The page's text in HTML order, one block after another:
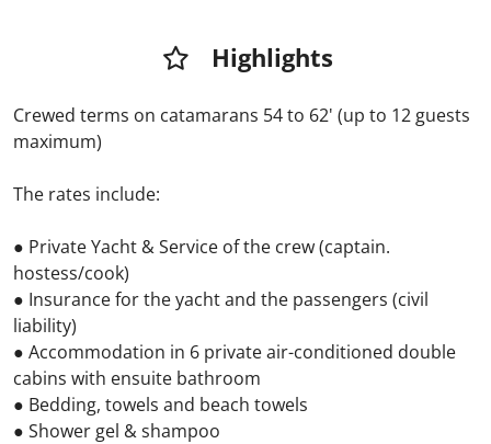
Highlights
Crewed terms on catamarans 54 to 62' (up to 12 guests
maximum)
The rates include:
● Private Yacht & Service of the crew (captain.
hostess/cook)
● Insurance for the yacht and the passengers (civil
liability)
● Accommodation in 6 private air-conditioned double
cabins with ensuite bathroom
● Bedding, towels and beach towels
● Shower gel & shampoo